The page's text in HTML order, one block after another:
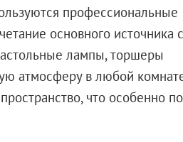
профессиональные
основного источника
лампы, торшеры
атмосферу в любой
что особенно